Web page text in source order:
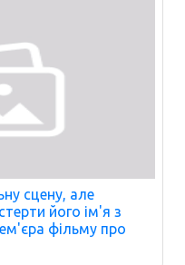
сцену, але
його ім'я з
фільму про